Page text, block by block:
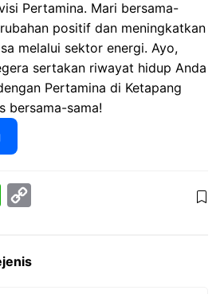
Pertamina. Mari bersama-
positif dan meningkatkan
melalui sektor energi. Ayo,
sertakan riwayat hidup Anda
Pertamina di Ketapang
bersama-sama!
W
t
y